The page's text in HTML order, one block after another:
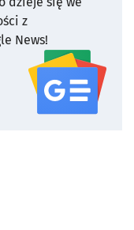
z
News!
serwisu